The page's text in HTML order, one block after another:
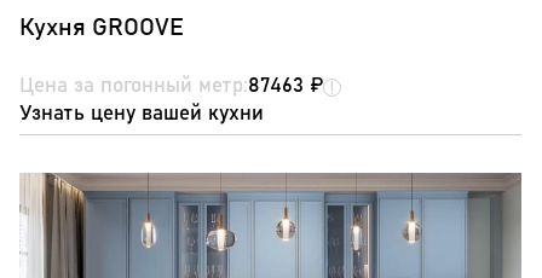
Кухня GROOVE
Цена за погонный метр:87463 ₽
Узнать цену вашей кухни